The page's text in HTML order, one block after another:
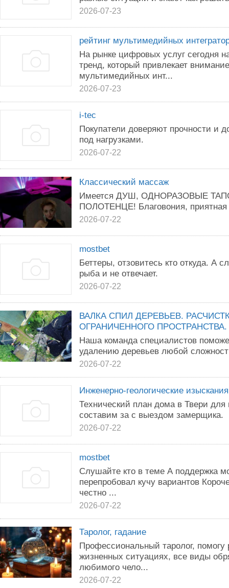
2026-07-23
рейтинг мультимедийных
На рынке цифровых услуг сегодня
тренд, который привлекает
мультимедийных инт...
2026-07-23
i-tec
Покупатели доверяют прочности и
под нагрузками.
2026-07-22
Классический массаж
Имеется ДУШ, ОДНОРАЗОВЫЕ
ПОЛОТЕНЦЕ! Благовония, приятная
2026-07-22
mostbet
Беттеры, отзовитесь кто откуда. А
рыба и не отвечает.
2026-07-22
ВАЛКА СПИЛ ДЕРЕВЬЕВ.
ОГРАНИЧЕННОГО ПРОСТРАНСТВА.
Наша команда специалистов
удалению деревьев любой
2026-07-22
Инженерно-геологические изыскания
Технический план дома в Твери
составим за с выездом замерщика.
2026-07-22
mostbet
Слушайте кто в теме А поддержка
перепробовал кучу вариантов
честно ...
2026-07-22
Таролог, гадание
Профессиональный таролог, помогу
жизненных ситуациях, все виды
любимого чело...
2026-07-22